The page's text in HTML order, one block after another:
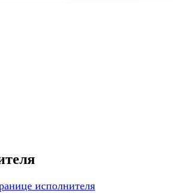
исполнителя